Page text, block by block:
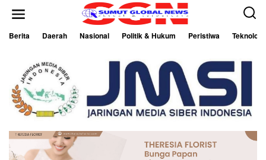
Berita Daerah Nasional Politik & Hukum Peristiwa Teknologi